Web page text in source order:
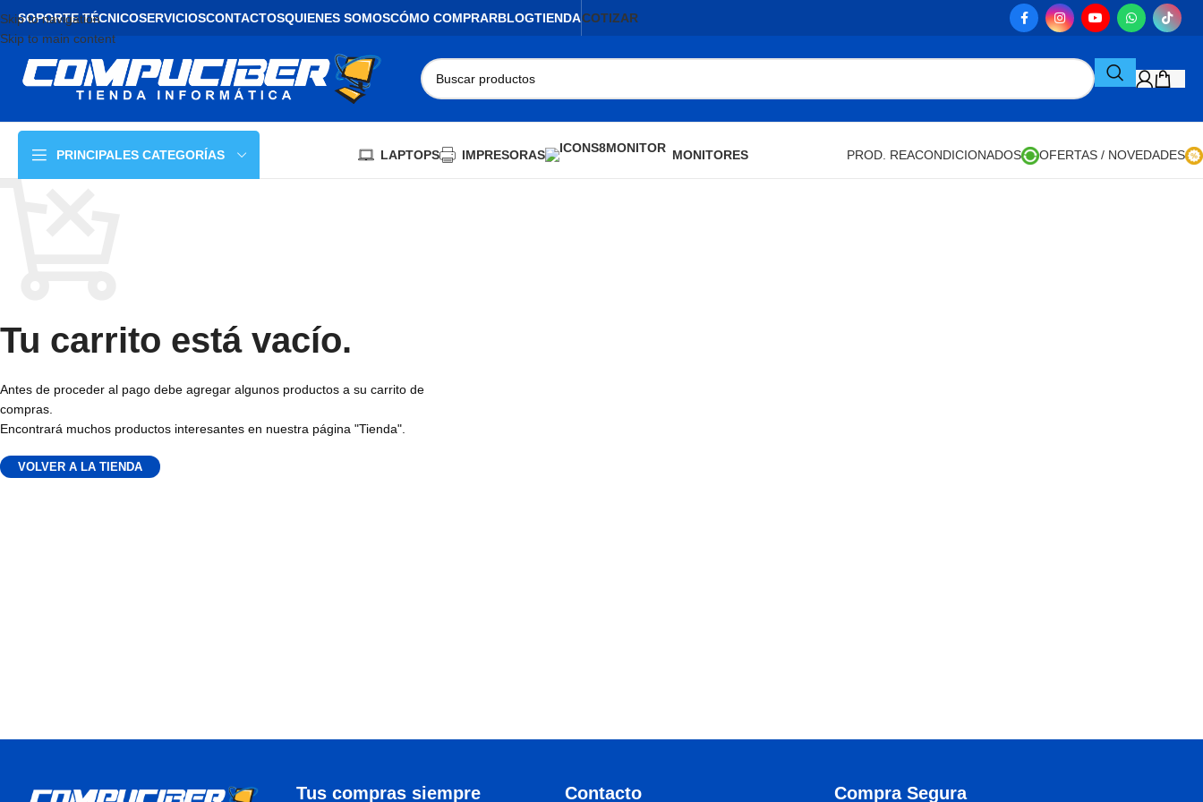
Skip to navigation
Skip to main content
SOPORTE TÉCNICOSERVICIOSCONTACTOSQUIENES SOMOSCÓMO COMPRARBLOGTIENDACOTIZAR
PRINCIPALES CATEGORÍAS LAPTOPS IMPRESORAS MONITORES PROD. REACONDICIONADOS OFERTAS / NOVEDADES
Tu carrito está vacío.
Antes de proceder al pago debe agregar algunos productos a su carrito de
compras.
Encontrará muchos productos interesantes en nuestra página "Tienda".
VOLVER A LA TIENDA
Tus compras siempre
Contacto Compra Segura